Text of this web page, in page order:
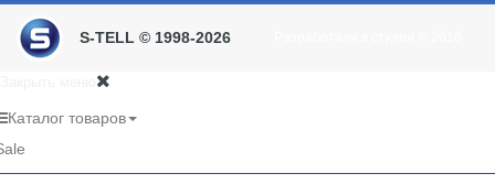
S-TELL © 1998-2026
Каталог товаров